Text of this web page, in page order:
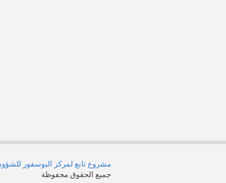
مشروع تابع لمركز البوسفور
جميع الحقوق محفوظة